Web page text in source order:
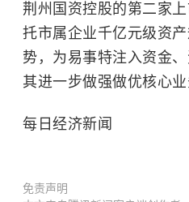
荆州国资控股的第二家
托市属企业千亿元级资
势，为易事特注入资金
其进一步做强做优核心业
每日经济新闻
免责声明